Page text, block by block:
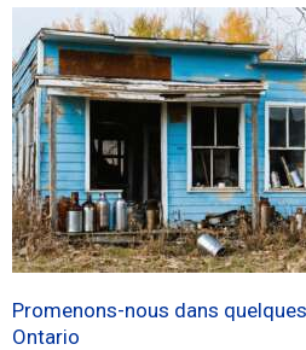
Promenons-nous dans
Ontario